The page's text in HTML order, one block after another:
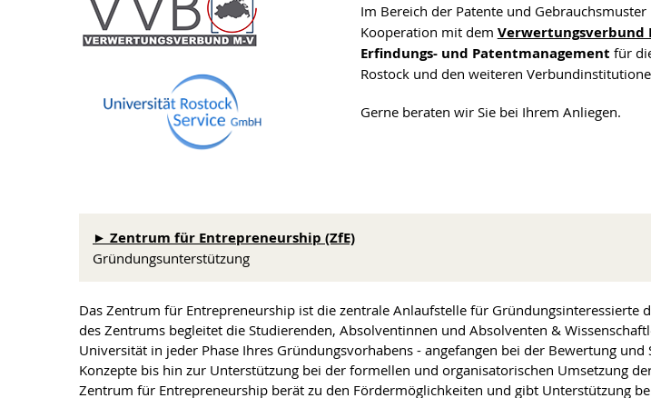
Im Bereich der Patente und
Kooperation mit dem Verwertungsverbund
Erfindungs- und Patentmanagement für
Rostock und den weiteren
Gerne beraten wir Sie bei Ihrem Anliegen.
► Zentrum für Entrepreneurship (ZfE)
Gründungsunterstützung
Das Zentrum für Entrepreneurship ist die zentrale Anlaufstelle für Gründungsinteressierte
des Zentrums begleitet die Studierenden, Absolventinnen und Absolventen &
Universität in jeder Phase Ihres Gründungsvorhabens - angefangen bei der Bewertung
Konzepte bis hin zur Unterstützung bei der formellen und organisatorischen Umsetzung
Zentrum für Entrepreneurship berät zu den Fördermöglichkeiten und gibt Unterstützung